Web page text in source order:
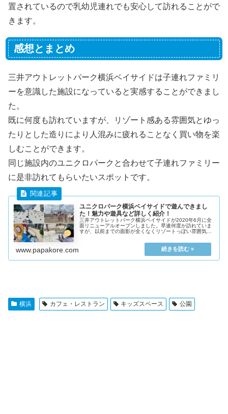
置されているので乳幼児連れでも安心して訪れることがで
きます。
感想とまとめ
三井アウトレットパーク横浜ベイサイドは子連れファミリ
ーを意識した施設になっていると実感することができまし
た。
既に何度も訪れていますが、リゾート感ある雰囲気とゆっ
たりとした造りにより人混みに疲れることなく買い物を楽
しむことができます。
同じ施設内のユニクロパークと合わせて子連れファミリー
に是非訪れてもらいたいスポットです。
ユニクロパーク横浜ベイサイドで遊んできまし
た！魅力や遊具など詳しく紹介！
三井アウトレットパーク横浜ベイサイドが2020年6月に全
面リニューアルオープンしました。早速何度か訪れていま
すが、以前までの面影が全くなくリゾートっぽい雰囲気に
ユニクロパークのオープンです
www.papakore.com
横浜 カフェ・レストラン キッズスペース 公園